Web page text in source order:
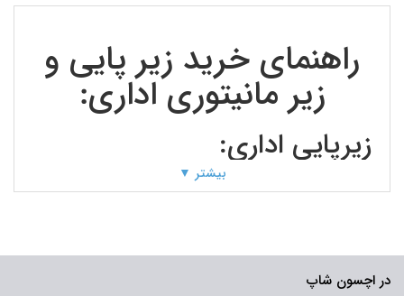
راهنمای خرید زیر پایی و
زیر مانیتوری اداری:
زیرپایی اداری:
بیشتر ▼
در اچسون شاپ